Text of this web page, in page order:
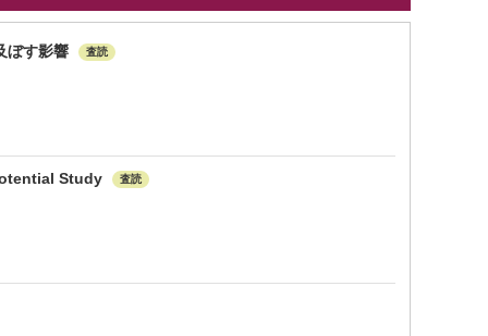
ぼす影響 査読
Study 査読